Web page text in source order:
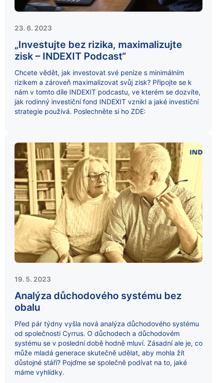
23. 6. 2023
„Investujte bez rizika, maximalizujte
zisk – INDEXIT Podcast“
Chcete vědět, jak investovat své peníze s minimálním
rizikem a zároveň maximalizovat svůj zisk? Připojte se k
nám v tomto díle INDEXIT podcastu, ve kterém se dozvíte,
jak rodinný investiční fond INDEXIT vznikl a jaké investiční
strategie používá. Poslechněte si ho ZDE:
19. 5. 2023
Analýza důchodového systému bez
obalu
Před pár týdny vyšla nová analýza důchodového systému
od společnosti Cyrrus. O důchodech a důchodovém
systému se v poslední době hodně mluví. Zásadní ale je, co
může mladá generace skutečně udělat, aby mohla žít
důstojné stáří? Pojďme se společně podívat na to, jaké
máme vyhlídky.